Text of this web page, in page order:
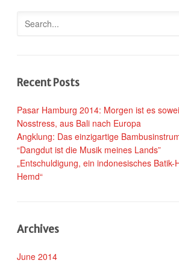
Recent Posts
Pasar Hamburg 2014: Morgen ist es
Nosstress, aus Bali nach Europa
Angklung: Das einzigartige
“Dangdut ist die Musik meines Lands”
„Entschuldigung, ein indonesisches
Hemd“
Archives
June 2014